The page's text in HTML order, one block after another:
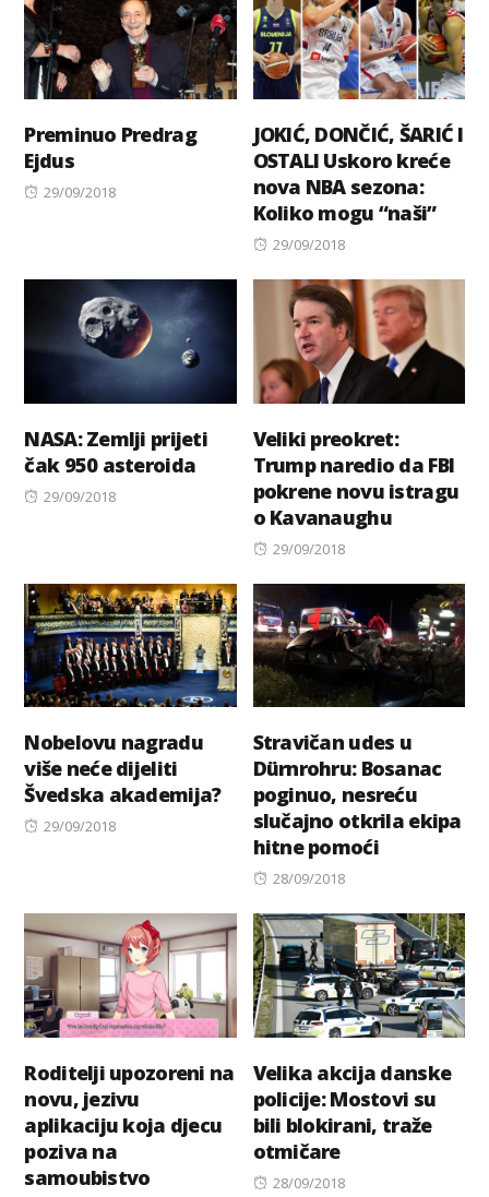
Preminuo Predrag
Ejdus
Posted
29/09/2018
JOKIĆ, DONČIĆ, ŠARIĆ I
OSTALI Uskoro kreće
nova NBA sezona:
Koliko mogu “naši”
Posted
29/09/2018
NASA: Zemlji prijeti
čak 950 asteroida
Posted
29/09/2018
Veliki preokret:
Trump naredio da FBI
pokrene novu istragu
o Kavanaughu
Posted
29/09/2018
Nobelovu nagradu
više neće dijeliti
Švedska akademija?
Posted
29/09/2018
Stravičan udes u
Dürnrohru: Bosanac
poginuo, nesreću
slučajno otkrila ekipa
hitne pomoći
Posted
28/09/2018
Roditelji upozoreni na
novu, jezivu
aplikaciju koja djecu
poziva na
samoubistvo
Velika akcija danske
policije: Mostovi su
bili blokirani, traže
otmičare
Posted
28/09/2018